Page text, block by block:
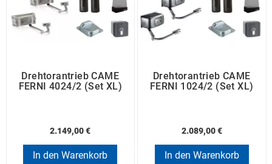
Drehtorantrieb CAME
FERNI 4024/2 (Set XL)
2.149,00 €
In den Warenkorb
Drehtorantrieb CAME
FERNI 1024/2 (Set XL)
2.089,00 €
In den Warenkorb